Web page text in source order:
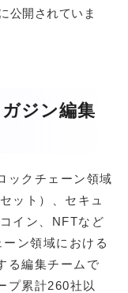
公開されていま
ジン編集
ックチェーン領域
ット）、セキュ
イン、NFTなど
ン領域における
る編集チームで
プ累計260社以